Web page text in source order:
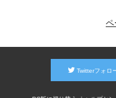
ペ
Twitterフォロ